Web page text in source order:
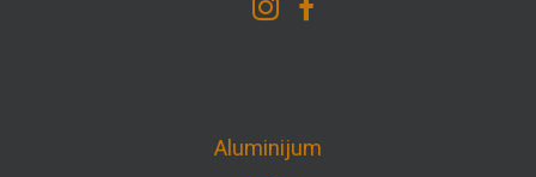
Aluminijum